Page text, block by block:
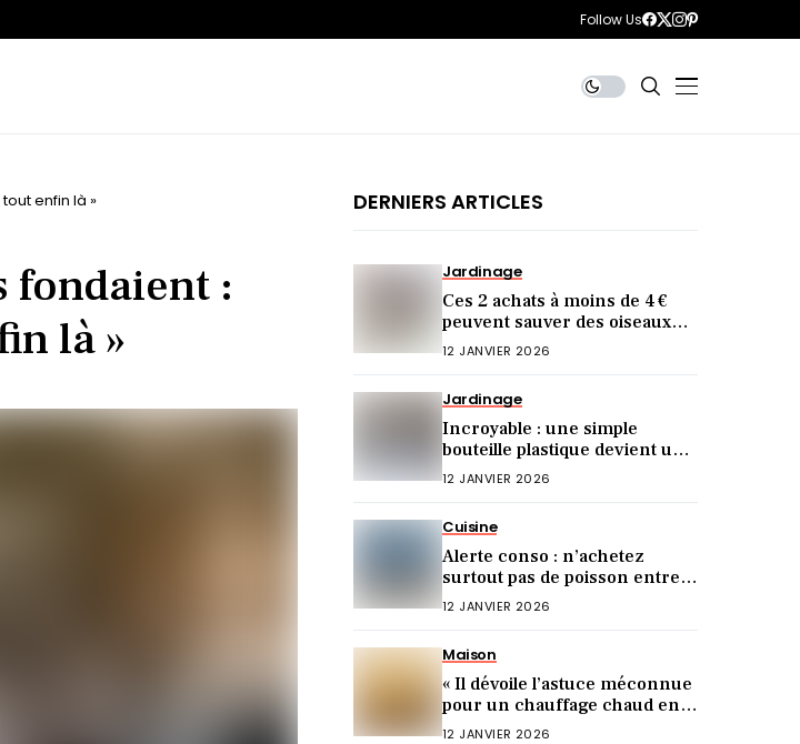
Follow Us
enfin là »
fondaient :
là »
DERNIERS ARTICLES
Jardinage
Ces 2 achats à moins de 4 €
peuvent sauver des oiseaux
cet hiver (et vous ne le saviez
12 JANVIER 2026
Jardinage
Incroyable : une simple
bouteille plastique devient une
mangeoire idéale !
12 JANVIER 2026
Cuisine
Alerte conso : n’achetez
surtout pas de poisson entre
Noël et le Nouvel An (voici
12 JANVIER 2026
Maison
« Il dévoile l’astuce méconnue
pour un chauffage chaud en 5
min ! »
12 JANVIER 2026